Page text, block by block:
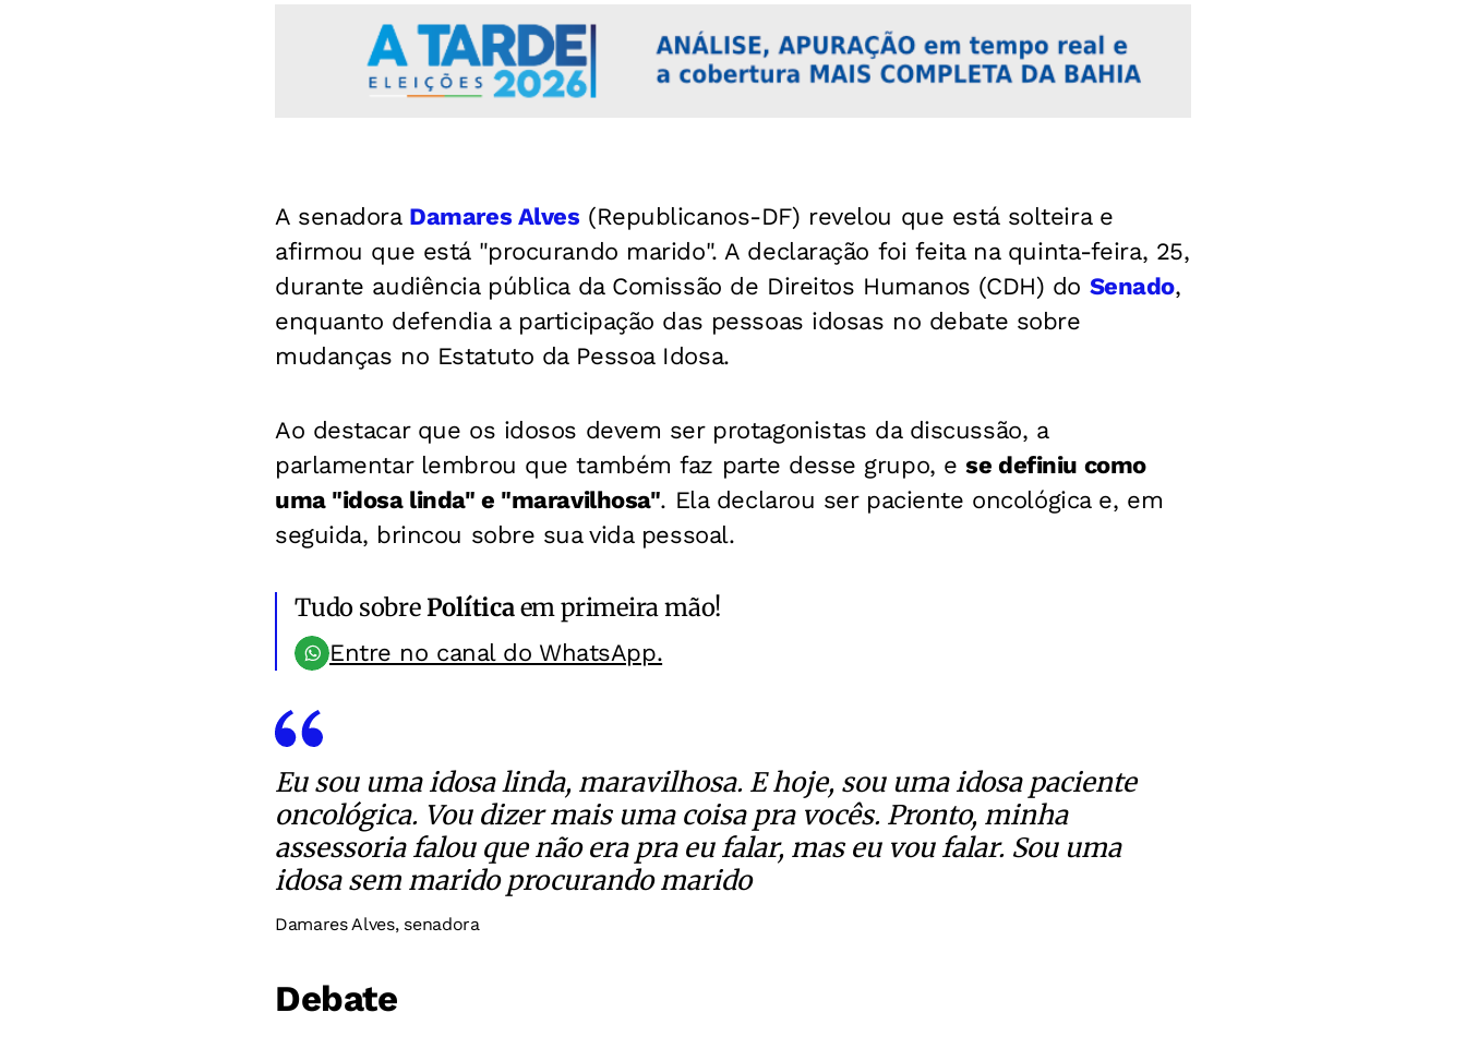
A senadora Damares Alves (Republicanos-DF) revelou que está solteira e
afirmou que está "procurando marido". A declaração foi feita na quinta-feira, 25,
durante audiência pública da Comissão de Direitos Humanos (CDH) do Senado,
enquanto defendia a participação das pessoas idosas no debate sobre
mudanças no Estatuto da Pessoa Idosa.
Ao destacar que os idosos devem ser protagonistas da discussão, a
parlamentar lembrou que também faz parte desse grupo, ese definiu como
uma "idosa linda" e "maravilhosa". Ela declarou ser paciente oncológica e, em
seguida, brincou sobre sua vida pessoal.
Tudo sobre Políticaem primeira mão!
Entre no canal do WhatsApp.
Eu sou uma idosa linda, maravilhosa. E hoje, sou uma idosa paciente
oncológica. Vou dizer mais uma coisa pra vocês. Pronto, minha
assessoria falou que não era pra eu falar, mas eu vou falar. Sou uma
idosa sem marido procurando marido
Damares Alves, senadora
Debate